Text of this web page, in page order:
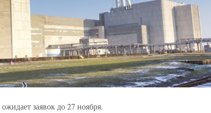
заявок до 27 ноября.